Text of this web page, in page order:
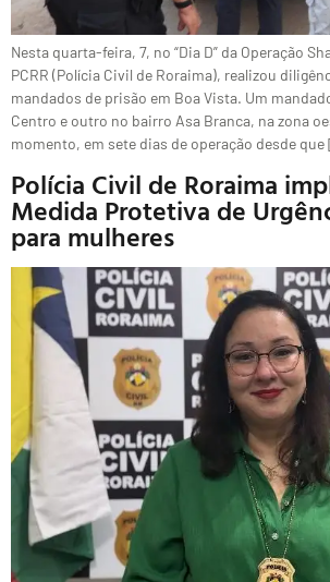
Nesta quarta-feira, 7, no “Dia D” da Operação
PCRR (Polícia Civil de Roraima), realizou
mandados de prisão em Boa Vista. Um
Centro e outro no bairro Asa Branca, na zona
momento, em sete dias de operação desde
Polícia Civil de Roraima
Medida Protetiva de
para mulheres